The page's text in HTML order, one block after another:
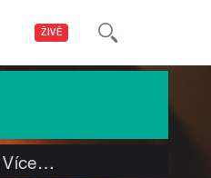
ŽIVĚ
Více…